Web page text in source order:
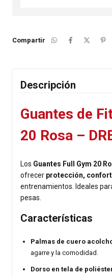
Compartir
Descripción
Guantes de
20 Rosa –
Los Guantes Full Gym 20
ofrecer protección,
entrenamientos. Ideales
pesas.
Características
Palmas de cuero
agarre y la comodidad.
Dorso en tela de